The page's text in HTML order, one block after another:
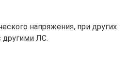
напряжения, при других
другими ЛС.